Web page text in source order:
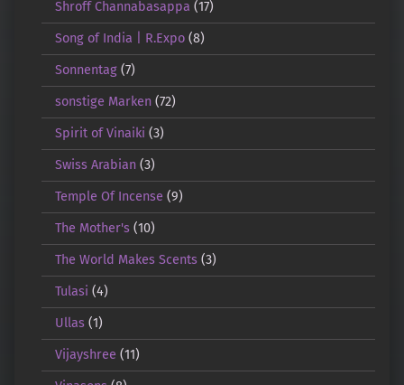
Shroff Channabasappa (17)
Song of India | R.Expo(8)
Sonnentag(7)
sonstige Marken(72)
Spirit of Vinaiki (3)
Swiss Arabian(3)
Temple Of Incense (9)
The Mother's(10)
The World Makes Scents(3)
Tulasi (4)
Ullas(1)
Vijayshree (11)